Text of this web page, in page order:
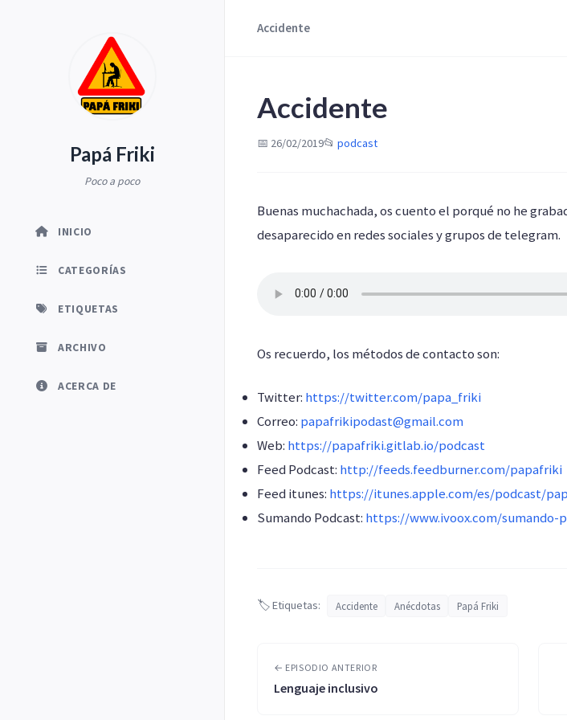
Papá Friki
Poco a poco
INICIO
CATEGORÍAS
ETIQUETAS
ARCHIVO
ACERCA DE
Accidente
Accidente
📅 26/02/2019📂 podcast
Buenas muchachada, os cuento el porqué no he
desaparecido en redes sociales y grupos de telegram.
Os recuerdo, los métodos de contacto son:
Twitter: https://twitter.com/papa_friki
Correo: papafrikipodast@gmail.com
Web: https://papafriki.gitlab.io/podcast
Feed Podcast: http://feeds.feedburner.com/papafriki
Feed itunes: https://itunes.apple.com/es/podcast/
Sumando Podcast: https://www.ivoox.com/sumando-
🏷️ Etiquetas: Accidente Anécdotas Papá Friki
← EPISODIO ANTERIOR
Lenguaje inclusivo